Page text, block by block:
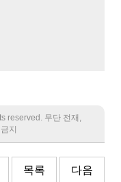
reserved. 무단 전재,
지
목록 다음